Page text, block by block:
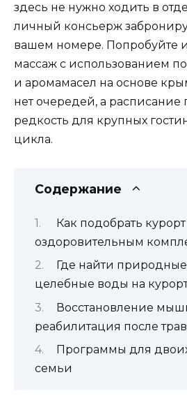
здесь не нужно ходить в
личный консьерж
вашем номере. Попробуйте
массаж с использованием
и аромамасел на основе
нет очередей, а расписание
редкость для крупных
цикла.
Содержание
Как подобрать курорт
оздоровительным
Где найти
целебные воды на
Восстановление
реабилитация после
Программы для
семьи